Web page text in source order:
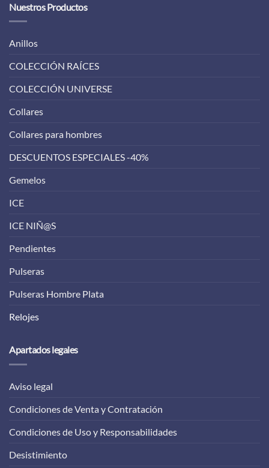
Nuestros Productos
Anillos
COLECCIÓN RAÍCES
COLECCIÓN UNIVERSE
Collares
Collares para hombres
DESCUENTOS ESPECIALES -40%
Gemelos
ICE
ICE NIÑ@S
Pendientes
Pulseras
Pulseras Hombre Plata
Relojes
Apartados legales
Aviso legal
Condiciones de Venta y Contratación
Condiciones de Uso y Responsabilidades
Desistimiento